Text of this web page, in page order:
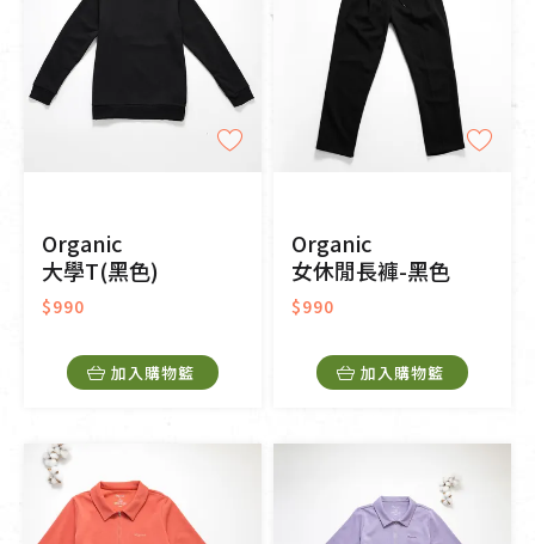
Organic
大學T(黑色)
$990
加入購物籃
Organic
女休閒長褲-黑色
$990
加入購物籃